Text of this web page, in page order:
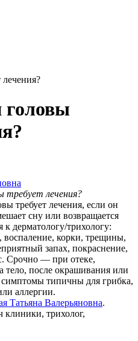
лечения?
головы
требует лечения?
требует лечения, если он
сну или возвращается
дерматологу/трихологу:
корки, трещины,
запах, покраснение,
Срочно — при отеке,
тело, после окрашивания или
симптомы типичны для грибка,
аллергии.
Татьяна Валерьяновна.
клиники, трихолог,